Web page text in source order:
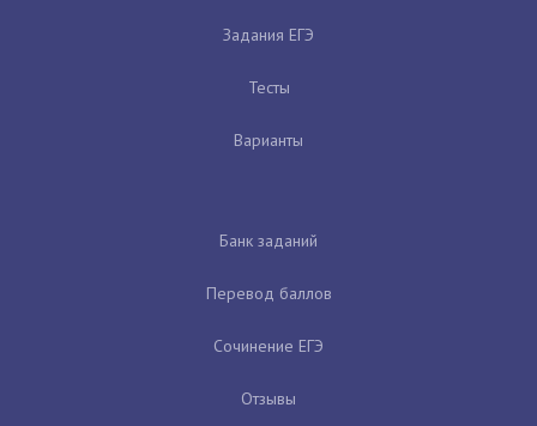
Задания ЕГЭ
Тесты
Варианты
Банк заданий
Перевод баллов
Сочинение ЕГЭ
Отзывы